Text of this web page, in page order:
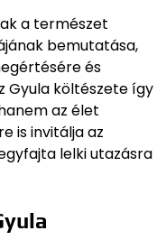
a természet
bemutatása,
és
Gyula költészete így
az élet
is invitálja az
lelki utazásra